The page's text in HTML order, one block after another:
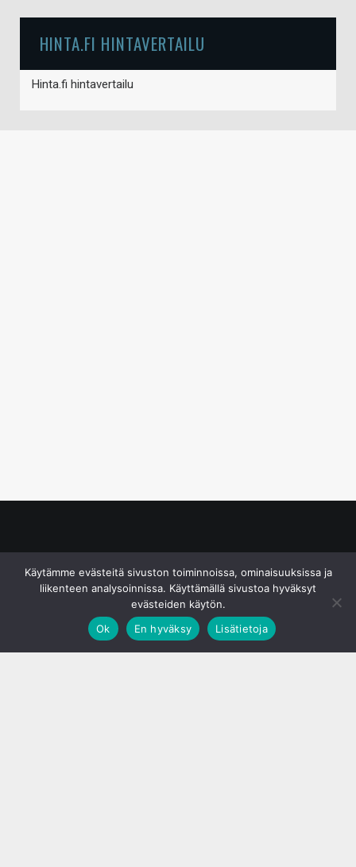
HINTA.FI HINTAVERTAILU
Hinta.fi hintavertailu
Käytämme evästeitä sivuston toiminnoissa, ominaisuuksissa ja
liikenteen analysoinnissa. Käyttämällä sivustoa hyväksyt
evästeiden käytön.
Ok
En hyväksy Lisätietoja